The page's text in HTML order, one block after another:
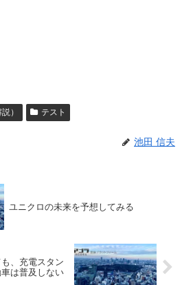
） テスト
池田 信夫
ユニクロの未来を予想してみる
、充電スタン
は普及しない